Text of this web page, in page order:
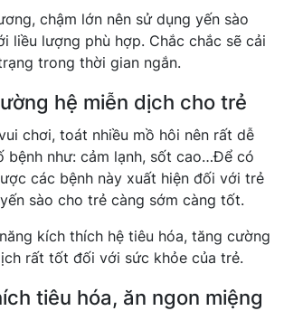
chậm lớn nên sử dụng yến sào
liều lượng phù hợp. Chắc chắc sẽ cải
trong thời gian ngắn.
hệ miễn dịch cho trẻ
chơi, toát nhiều mồ hôi nên rất dễ
bệnh như: cảm lạnh, sốt cao…Để có
các bệnh này xuất hiện đối với trẻ
sào cho trẻ càng sớm càng tốt.
kích thích hệ tiêu hóa, tăng cường
rất tốt đối với sức khỏe của trẻ.
tiêu hóa, ăn ngon miệng